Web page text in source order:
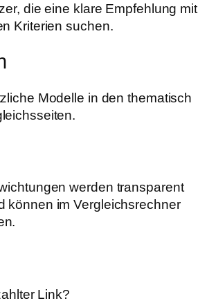
die eine klare Empfehlung mit
Kriterien suchen.
Modelle in den thematisch
werden transparent
können im Vergleichsrechner
Link?